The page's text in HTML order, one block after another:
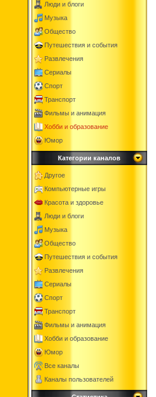
Люди и блоги
Музыка
Общество
Путешествия и события
Развлечения
Сериалы
Спорт
Транспорт
Фильмы и анимация
Хобби и образование
Юмор
Категории каналов
Другое
Компьютерные игры
Красота и здоровье
Люди и блоги
Музыка
Общество
Путешествия и события
Развлечения
Сериалы
Спорт
Транспорт
Фильмы и анимация
Хобби и образование
Юмор
Все каналы
Каналы пользователей